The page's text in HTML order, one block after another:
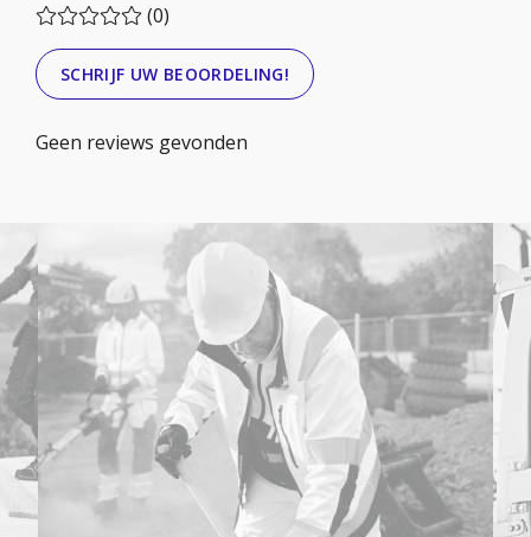
(0)
SCHRIJF UW BEOORDELING!
Geen reviews gevonden